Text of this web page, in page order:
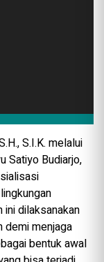
S.I.K. melalui
Satiyo Budiarjo,
dilaksanakan
demi menjaga
bentuk awal